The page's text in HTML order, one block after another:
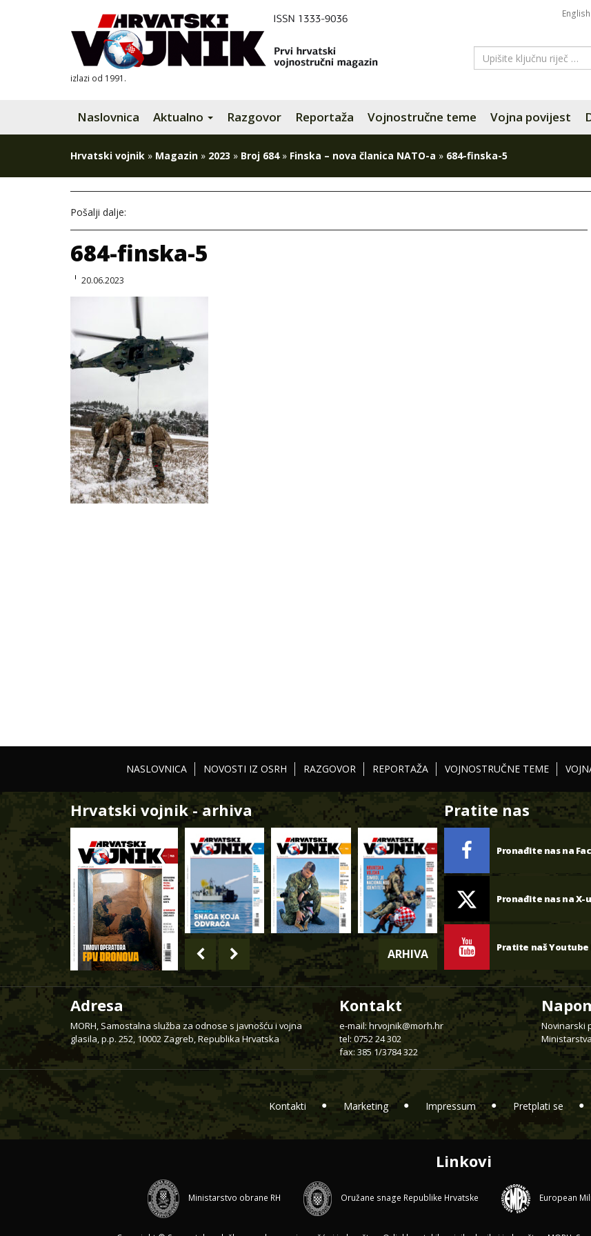
izlazi od 1991.
English
Naslovnica Aktualno Razgovor Reportaža Vojnostručne teme Vojna povijest
Hrvatski vojnik » Magazin » 2023 » Broj 684» Finska – nova članica NATO-a » 684-finska-5
Pošalji dalje:
684-finska-5
20.06.2023
NASLOVNICA NOVOSTI IZ OSRH RAZGOVOR REPORTAŽA VOJNOSTRUČNE TEME
Hrvatski vojnik - arhiva
ARHIVA
Pratite nas
Pronađite nas na
Pronađite nas na X-u
Pratite naš
Adresa
MORH, Samostalna služba za odnose s javnošću i vojna
glasila, p.p. 252, 10002 Zagreb, Republika Hrvatska
Kontakt
e-mail: hrvojnik@morh.hr
tel: 0752 24 302
fax: 385 1/3784 322
Novinarski
Kontakti Marketing Impressum Pretplati se
Linkovi
Ministarstvo obrane RH Oružane snage Republike Hrvatske European